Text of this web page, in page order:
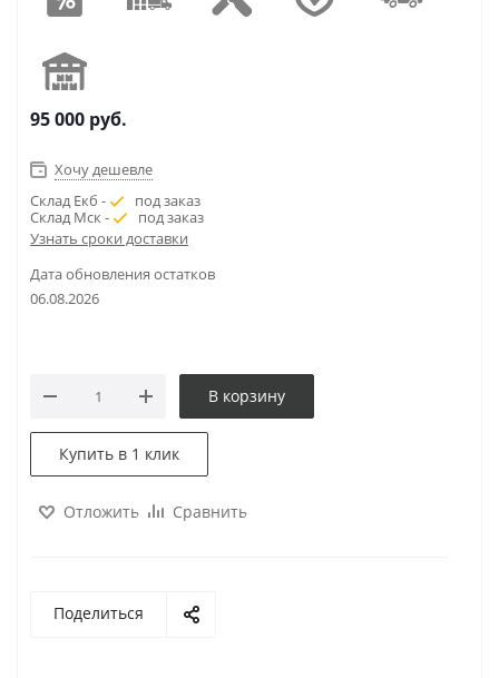
95 000 руб.
Хочу дешевле
Склад Екб -
под заказ
Склад Мск -
под заказ
Узнать сроки доставки
Дата обновления остатков
06.08.2026
В корзину
Купить в 1 клик
Отложить Сравнить
Поделиться